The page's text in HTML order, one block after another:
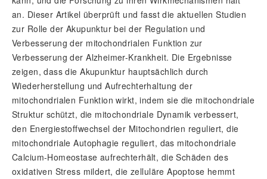
an. Dieser Artikel überprüft und fasst die aktuellen Studien
zur Rolle der Akupunktur bei der Regulation und
Verbesserung der mitochondrialen Funktion zur
Verbesserung der Alzheimer-Krankheit. Die Ergebnisse
zeigen, dass die Akupunktur hauptsächlich durch
Wiederherstellung und Aufrechterhaltung der
mitochondrialen Funktion wirkt, indem sie die mitochondriale
Struktur schützt, die mitochondriale Dynamik verbessert,
den Energiestoffwechsel der Mitochondrien reguliert, die
mitochondriale Autophagie reguliert, das mitochondriale
Calcium-Homeostase aufrechterhält, die Schäden des
oxidativen Stress mildert, die zelluläre Apoptose hemmt